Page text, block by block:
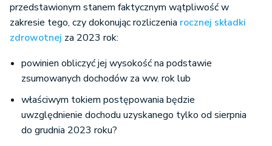
przedstawionym stanem faktycznym wątpliwość w
zakresie tego, czy dokonując rozliczenia rocznej składki
zdrowotnej za 2023 rok:
powinien obliczyć jej wysokość na podstawie
zsumowanych dochodów za ww. rok lub
właściwym tokiem postępowania będzie
uwzględnienie dochodu uzyskanego tylko od sierpnia
do grudnia 2023 roku?